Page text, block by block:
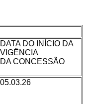
DATA DO INÍCIO DA
VIGÊNCIA
DA CONCESSÃO
05.03.26